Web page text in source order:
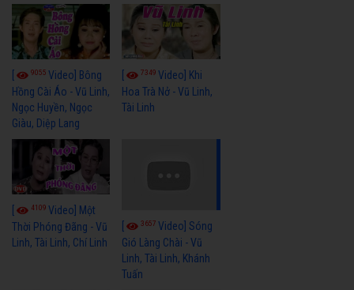
9055 Video] Bông
Hồng Cài Áo - Vũ Linh,
Ngọc Huyền, Ngọc
Giàu, Diệp Lang
7349Video] Khi
Hoa Trà Nở - Vũ Linh,
Tài Linh
4109 Video] Một
Thời Phóng Đãng - Vũ
Linh, Tài Linh, Chí Linh
3657Video] Sóng
Gió Làng Chài - Vũ
Linh, Tài Linh, Khánh
Tuấn